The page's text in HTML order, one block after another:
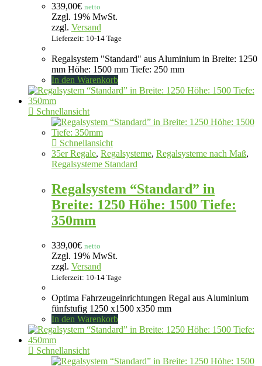
339,00€ netto
Zzgl. 19% MwSt.
zzgl. Versand
Lieferzeit: 10-14 Tage
Regalsystem "Standard" aus Aluminium in Breite: 1250
mm Höhe: 1500 mm Tiefe: 250 mm
In den Warenkorb
Schnellansicht
Schnellansicht
35er Regale, Regalsysteme, Regalsysteme nach Maß,
Regalsysteme Standard
Regalsystem “Standard” in
Breite: 1250 Höhe: 1500 Tiefe:
350mm
339,00€ netto
Zzgl. 19% MwSt.
zzgl. Versand
Lieferzeit: 10-14 Tage
Optima Fahrzeugeinrichtungen Regal aus Aluminium
fünfstufig 1250 x1500 x350 mm
In den Warenkorb
Schnellansicht